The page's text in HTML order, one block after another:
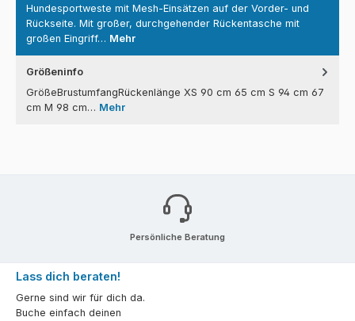
Hundesportweste mit Mesh-Einsätzen auf der Vorder- und
Rückseite. Mit großer, durchgehender Rückentasche mit
großen Eingriff… Mehr
Größeninfo
GrößeBrustumfangRückenlänge XS 90 cm 65 cm S 94 cm 67
cm M 98 cm… Mehr
Persönliche Beratung
Lass dich beraten!
Gerne sind wir für dich da.
Buche einfach deinen